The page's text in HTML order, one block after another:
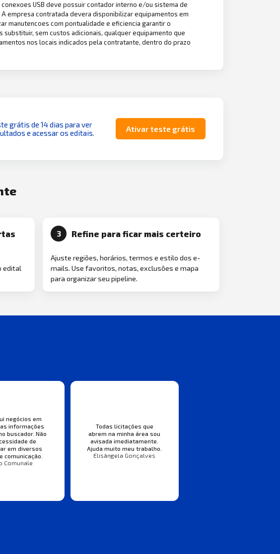
USB deve possuir contador interno e/ou sistema de
empresa contratada devera disponibilizar equipamentos em
manutencoes com pontualidade e eficiencia garantir o
sem custos adicionais, qualquer equipamento que
nos locais indicados pela contratante, dentro do prazo
grátis de 14 dias para ver
e acessar os editais.
Ativar teste grátis
edital
3 Refine para ficar mais certeiro
Ajuste regiões, horários, termos e estilo dos e-
mails. Use favoritos, notas, exclusões e mapa
para organizar seu pipeline.
negócios em
informações
buscador. Não
de
em diversos
comunicação.
Comunale
Todas licitações que
abrem na minha área sou
avisada imediatamente.
Ajuda muito meu trabalho.
Elisângela Gonçalves